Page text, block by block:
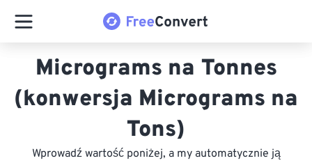
Micrograms na Tonnes
(konwersja Micrograms na
Tons)
Wprowadź wartość poniżej, a my automatycznie ją